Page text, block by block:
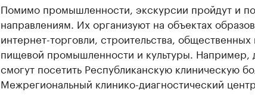
Помимо промышленности, экскурсии пройдут и
направлениям. Их организуют на объектах
интернет-торговли, строительства, общественных
пищевой промышленности и культуры. Например,
смогут посетить Республиканскую клиническую
Межрегиональный клинико-диагностический центр.